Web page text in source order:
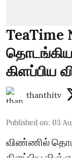
தொடங்கிய
கிளப்பிய
thanthitv
Published on: 03
விண்ணில்